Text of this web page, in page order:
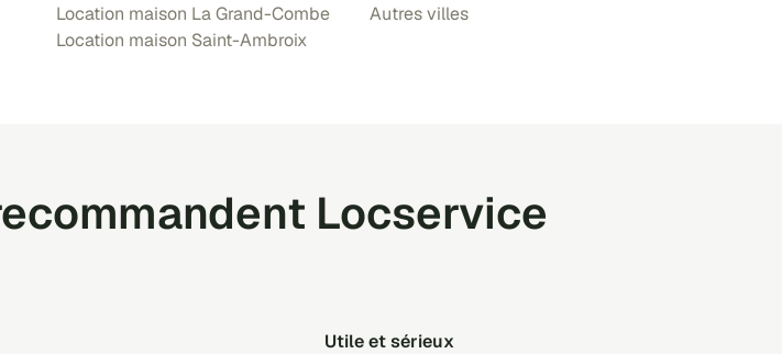
Location maison La Grand-Combe
Location maison Saint-Ambroix
Autres villes
Locservice
Utile et sérieux